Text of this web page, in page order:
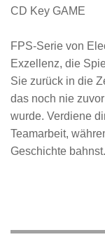
FPS-Serie von
Exzellenz, die
Sie zurück in die
das noch nie
wurde. Verdiene
Teamarbeit,
Geschichte